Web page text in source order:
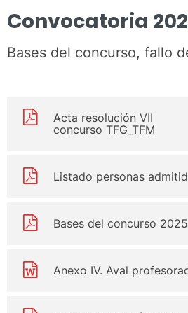
Convocatoria
Bases del concurso, fallo
Acta resolución VII
concurso TFG_TFM
Listado personas
Bases del concurso 2025
Anexo IV. Aval